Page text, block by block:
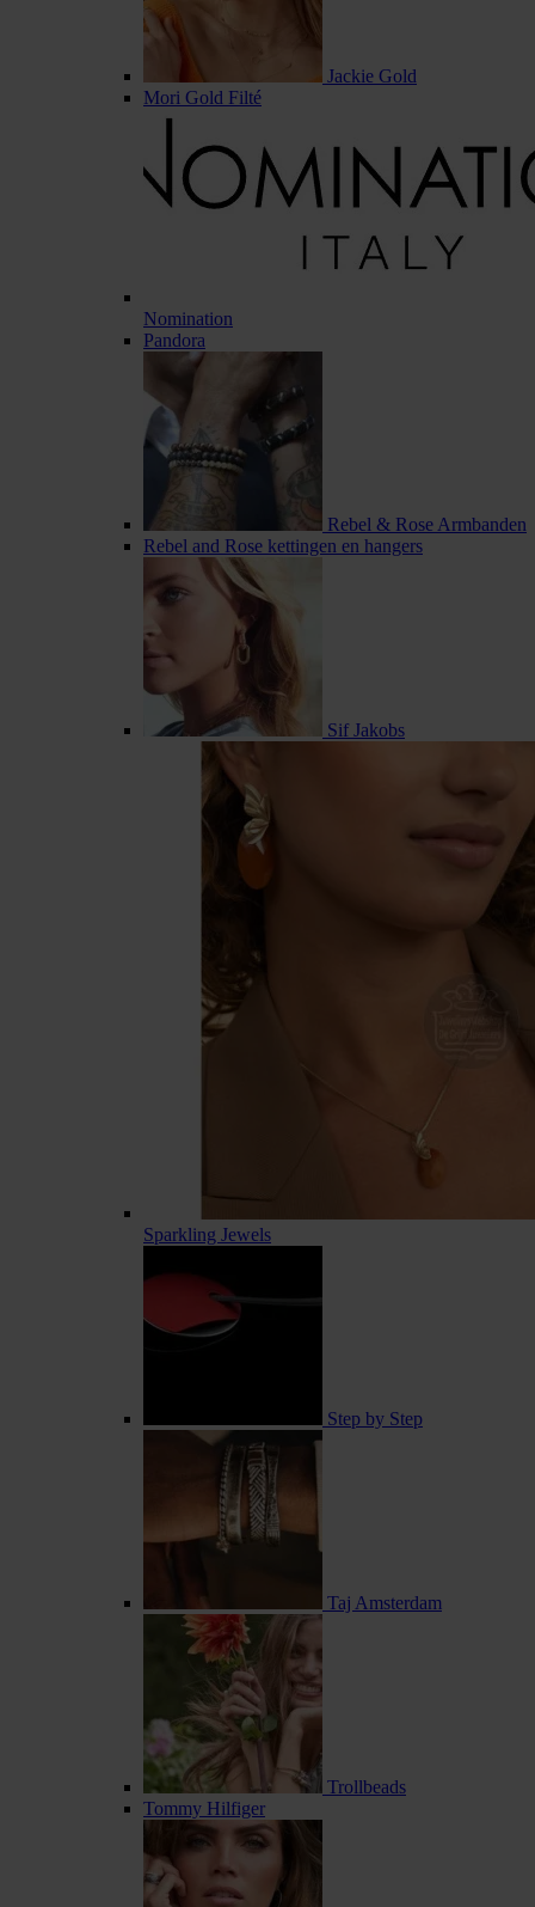
Jackie Gold
Mori Gold Filté
Nomination
Pandora
Rebel & Rose Armbanden
Rebel and Rose kettingen en hangers
Sif Jakobs
Sparkling Jewels
Step by Step
Taj Amsterdam
Trollbeads
Tommy Hilfiger